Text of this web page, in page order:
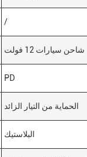
/
شاحن سيارات 12 فولت
PD
الحماية من التيار الزائد
البلاستيك